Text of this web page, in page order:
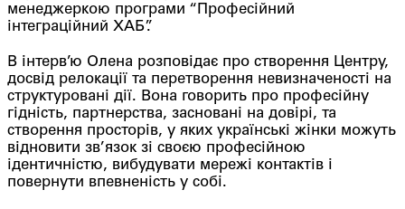
менеджеркою програми “Професійний
інтеграційний ХАБ”.
В інтерв’ю Олена розповідає про створення Центру,
досвід релокації та перетворення невизначеності на
структуровані дії. Вона говорить про професійну
гідність, партнерства, засновані на довірі, та
створення просторів, у яких українські жінки можуть
відновити зв’язок зі своєю професійною
ідентичністю, вибудувати мережі контактів і
повернути впевненість у собі.